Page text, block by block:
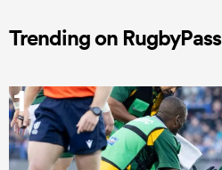
Trending on RugbyPass
1